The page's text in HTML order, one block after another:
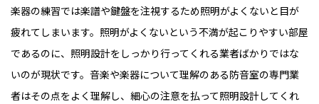
楽器の練習では楽譜や鍵盤を注視するため照明がよくないと目が
疲れてしまいます。照明がよくないという不満が起こりやすい部屋
であるのに、照明設計をしっかり行ってくれる業者ばかりではな
いのが現状です。音楽や楽器について理解のある防音室の専門業
者はその点をよく理解し、細心の注意を払って照明設計してくれ